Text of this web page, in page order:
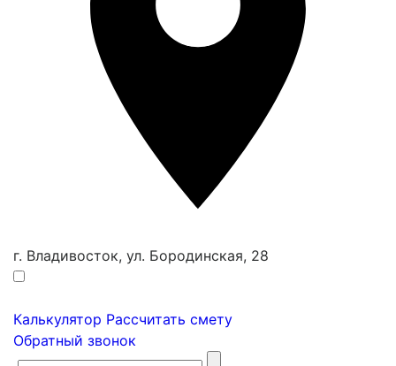
г. Владивосток, ул. Бородинская, 28
Калькулятор Рассчитать смету
Обратный звонок